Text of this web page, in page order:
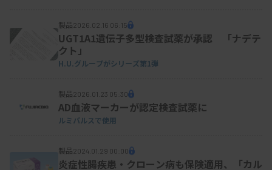
製品2026.02.16 06:15
UGT1A1遺伝子多型検査試薬が承認 「ナデテ
クト」
H.U.グループがシリーズ第1弾
製品2026.01.23 05:30
AD血液マーカーが認定検査試薬に
ルミパルスで使用
製品2024.01.29 00:00
炎症性腸疾患・クローン病も保険適用、「カル